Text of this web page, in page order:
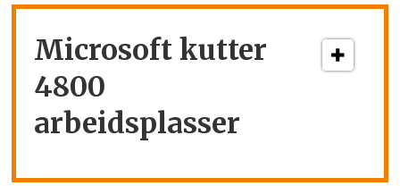
Microsoft kutter
4800
arbeidsplasser